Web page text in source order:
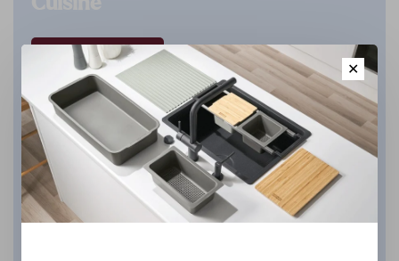
DÉCOUVREZ
✕